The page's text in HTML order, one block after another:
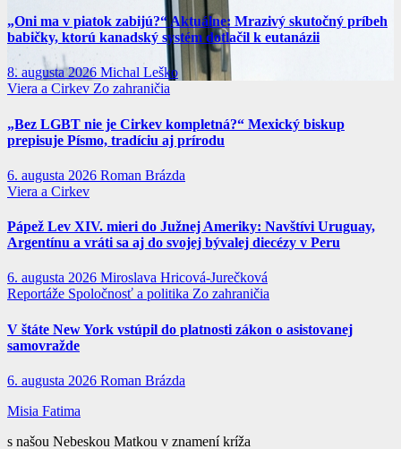
„Oni ma v piatok zabijú?“ Aktuálne: Mrazivý skutočný príbeh
babičky, ktorú kanadský systém dotlačil k eutanázii
8. augusta 2026 Michal Leško
Viera a Cirkev Zo zahraničia
„Bez LGBT nie je Cirkev kompletná?“ Mexický biskup
prepisuje Písmo, tradíciu aj prírodu
6. augusta 2026 Roman Brázda
Viera a Cirkev
Pápež Lev XIV. mieri do Južnej Ameriky: Navštívi Uruguay,
Argentínu a vráti sa aj do svojej bývalej diecézy v Peru
6. augusta 2026 Miroslava Hricová-Jurečková
Reportáže Spoločnosť a politika Zo zahraničia
V štáte New York vstúpil do platnosti zákon o asistovanej
samovražde
6. augusta 2026 Roman Brázda
Misia Fatima
s našou Nebeskou Matkou v znamení kríža